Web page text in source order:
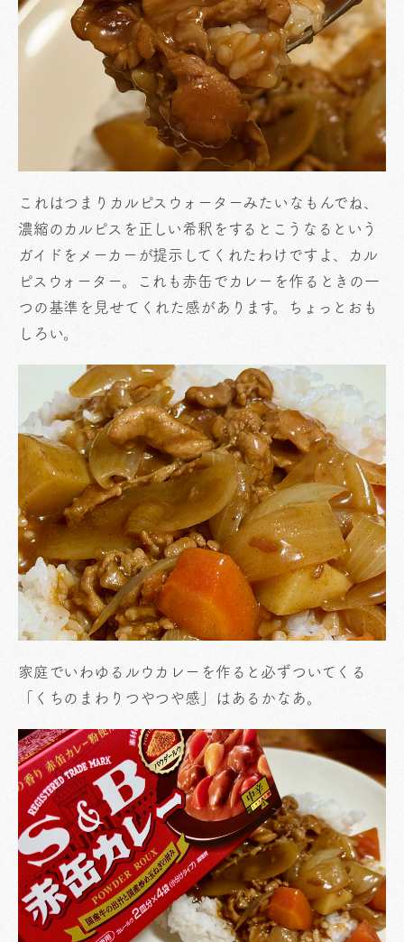
これはつまりカルピスウォーターみたいなもんでね、
濃縮のカルピスを正しい希釈をするとこうなるという
ガイドをメーカーが提示してくれたわけですよ、カル
ピスウォーター。これも赤缶でカレーを作るときの一
つの基準を見せてくれた感があります。ちょっとおも
しろい。
家庭でいわゆるルウカレーを作ると必ずついてくる
「くちのまわりつやつや感」はあるかなあ。